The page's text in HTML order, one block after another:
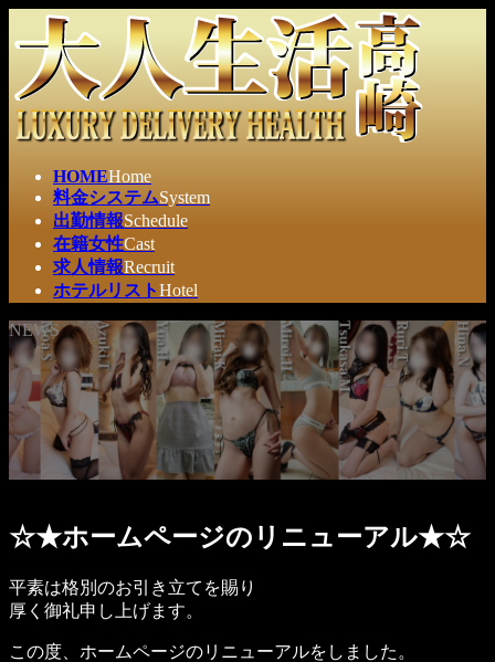
ン
ン
ツ
へ
ビ
ー
シ
ョ
HOMEHome
料金システムSystem
出勤情報Schedule
在籍女性Cast
求人情報Recruit
ホテルリストHotel
NEWS
☆★ホームページのリニューアル★☆
平素は格別のお引き立てを賜り
厚く御礼申し上げます。
この度、ホームページのリニューアルをしました。